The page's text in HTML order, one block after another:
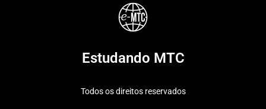
Estudando MTC
Todos os direitos reservados